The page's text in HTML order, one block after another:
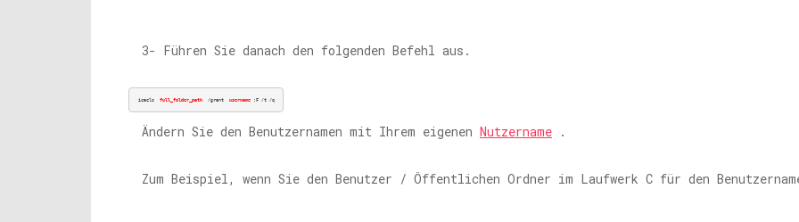
3- Führen Sie danach den folgenden Befehl aus.
icacls full_folder_path
  /grant
username :F /t /q
Ändern Sie den Benutzernamen mit Ihrem eigenen Nutzername .
Zum Beispiel, wenn Sie den Benutzer / Öffentlichen Ordner im Laufwerk C für den